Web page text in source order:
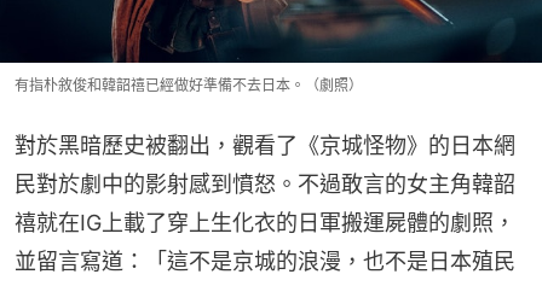
有指朴敘俊和韓韶禧已經做好準備不去日本。（劇照）
對於黑暗歷史被翻出，觀看了《京城怪物》的日本網
民對於劇中的影射感到憤怒。不過敢言的女主角韓韶
禧就在IG上載了穿上生化衣的日軍搬運屍體的劇照，
並留言寫道：「這不是京城的浪漫，也不是日本殖民